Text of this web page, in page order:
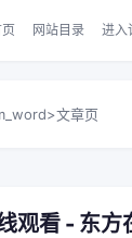
网站目录 进入
>文章页
观看 - 东方